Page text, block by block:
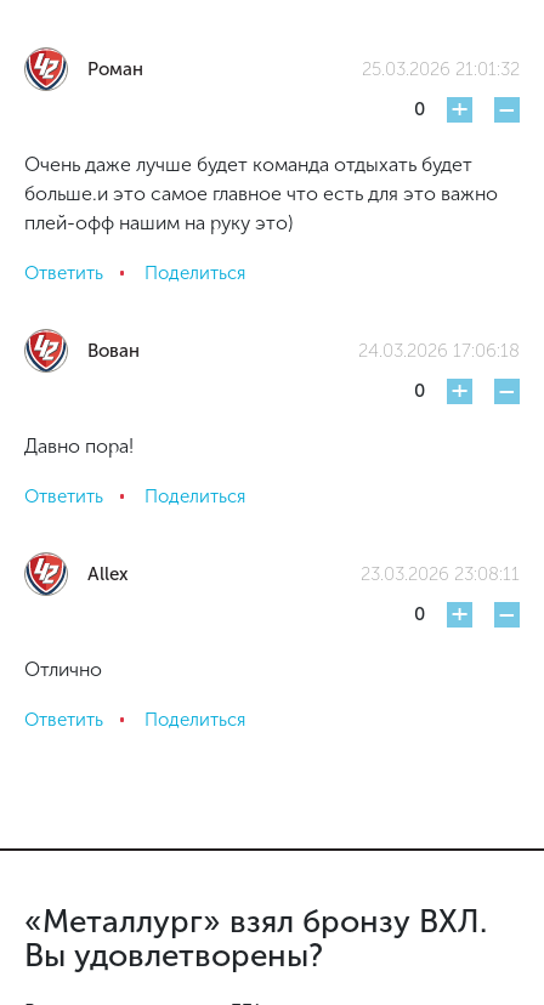
Роман
25.03.2026 21:01:32
0
+ -
Очень даже лучше будет команда отдыхать будет
больше.и это самое главное что есть для это важно
плей-офф нашим на руку это)
Ответить Поделиться
Вован
24.03.2026 17:06:18
0
+ -
Давно пора!
Ответить Поделиться
Allex
23.03.2026 23:08:11
0
+ -
Отлично
Ответить Поделиться
«Металлург» взял бронзу ВХЛ.
Вы удовлетворены?